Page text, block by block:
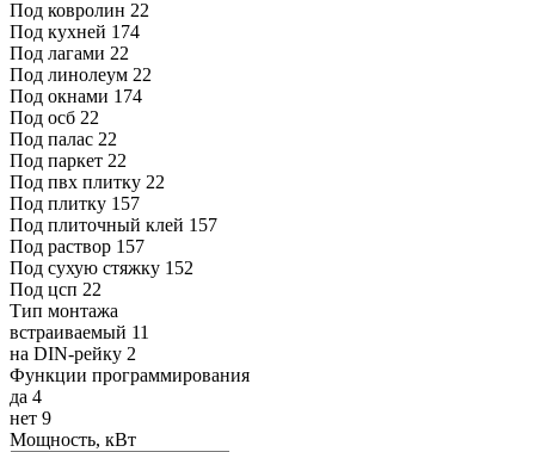
Под ковролин 22
Под кухней 174
Под лагами 22
Под линолеум 22
Под окнами 174
Под осб 22
Под палас 22
Под паркет 22
Под пвх плитку 22
Под плитку 157
Под плиточный клей 157
Под раствор 157
Под сухую стяжку 152
Под цсп 22
Тип монтажа
встраиваемый 11
на DIN-рейку 2
Функции программирования
да 4
нет 9
Мощность, кВт